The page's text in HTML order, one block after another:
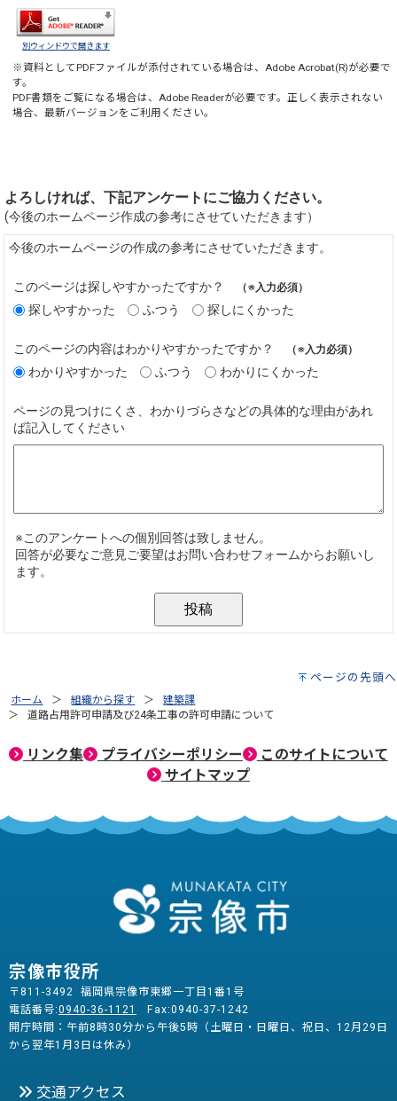
別ウィンドウで開きます
※資料としてPDFファイルが添付されている場合は、Adobe Acrobat(R)が必要で
す。
PDF書類をご覧になる場合は、Adobe Readerが必要です。正しく表示されない
場合、最新バージョンをご利用ください。
ページの先頭へ
ホーム 組織から探す
建築課
道路占用許可申請及び24条工事の許可申請について
リンク集 プライバシーポリシー
このサイトについて
サイトマップ
宗像市役所
〒811-3492 福岡県宗像市東郷一丁目1番1号
電話番号:0940-36-1121
Fax:0940-37-1242
開庁時間：午前8時30分から午後5時（土曜日・日曜日、祝日、12月29日
から翌年1月3日は休み）
交通アクセス